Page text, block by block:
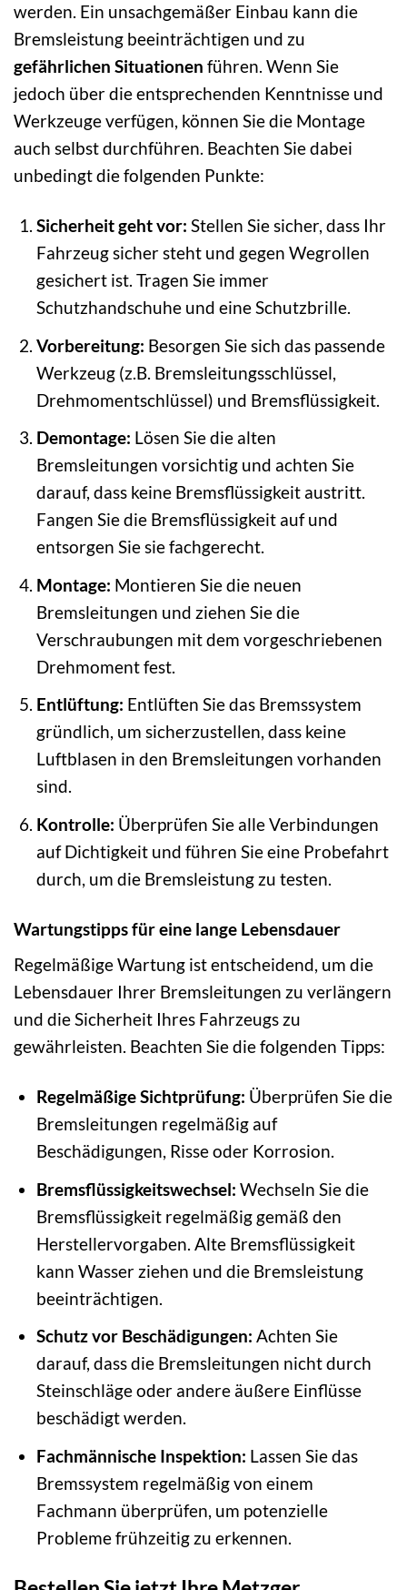
werden. Ein unsachgemäßer Einbau kann die
Bremsleistung beeinträchtigen und zu
gefährlichen Situationen führen. Wenn Sie
jedoch über die entsprechenden Kenntnisse und
Werkzeuge verfügen, können Sie die Montage
auch selbst durchführen. Beachten Sie dabei
unbedingt die folgenden Punkte:
Sicherheit geht vor: Stellen Sie sicher, dass Ihr
Fahrzeug sicher steht und gegen Wegrollen
gesichert ist. Tragen Sie immer
Schutzhandschuhe und eine Schutzbrille.
Vorbereitung: Besorgen Sie sich das passende
Werkzeug (z.B. Bremsleitungsschlüssel,
Drehmomentschlüssel) und Bremsflüssigkeit.
Demontage: Lösen Sie die alten
Bremsleitungen vorsichtig und achten Sie
darauf, dass keine Bremsflüssigkeit austritt.
Fangen Sie die Bremsflüssigkeit auf und
entsorgen Sie sie fachgerecht.
Montage: Montieren Sie die neuen
Bremsleitungen und ziehen Sie die
Verschraubungen mit dem vorgeschriebenen
Drehmoment fest.
Entlüftung: Entlüften Sie das Bremssystem
gründlich, um sicherzustellen, dass keine
Luftblasen in den Bremsleitungen vorhanden
sind.
Kontrolle: Überprüfen Sie alle Verbindungen
auf Dichtigkeit und führen Sie eine Probefahrt
durch, um die Bremsleistung zu testen.
Wartungstipps für eine lange Lebensdauer
Regelmäßige Wartung ist entscheidend, um die
Lebensdauer Ihrer Bremsleitungen zu verlängern
und die Sicherheit Ihres Fahrzeugs zu
gewährleisten. Beachten Sie die folgenden Tipps:
Regelmäßige Sichtprüfung: Überprüfen Sie die
Bremsleitungen regelmäßig auf
Beschädigungen, Risse oder Korrosion.
Bremsflüssigkeitswechsel: Wechseln Sie die
Bremsflüssigkeit regelmäßig gemäß den
Herstellervorgaben. Alte Bremsflüssigkeit
kann Wasser ziehen und die Bremsleistung
beeinträchtigen.
Schutz vor Beschädigungen: Achten Sie
darauf, dass die Bremsleitungen nicht durch
Steinschläge oder andere äußere Einflüsse
beschädigt werden.
Fachmännische Inspektion: Lassen Sie das
Bremssystem regelmäßig von einem
Fachmann überprüfen, um potenzielle
Probleme frühzeitig zu erkennen.